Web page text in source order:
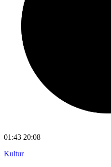
01:43 20:08
Kultur